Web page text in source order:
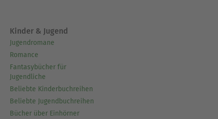
Kinder & Jugend
Jugendromane
Romance
Fantasybücher für
Jugendliche
Beliebte Kinderbuchreihen
Beliebte Jugendbuchreihen
Bücher über Einhörner